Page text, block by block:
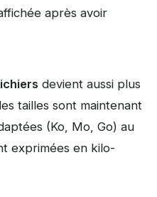
après avoir
devient aussi plus
tailles sont maintenant
(Ko, Mo, Go) au
exprimées en kilo-